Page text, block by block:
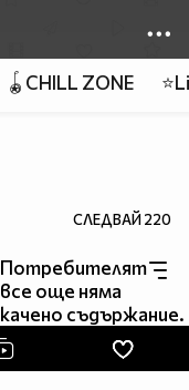
🪀CHILL ZONE
СЛЕДВАЙ220
Потребителят
все още няма
качено съдържание.